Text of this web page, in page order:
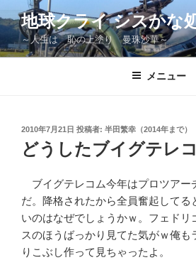
ン
テ
ン
地球クライ シスかな
～人生は 恥の上塗り 曼珠沙華～
メニュー
投
稿
日:
2010年7月21日 投稿者: 半田繁幸（2014年まで）
どうしたブイグテレコ
ブイグテレコム今年はプロツアー
だ。降格されたから全員奮起してる
いのはなぜでしょうかｗ。フェドリ
スのほうばっかり見てた気がｗ俺も
りこぶし作って見ちゃったよ。